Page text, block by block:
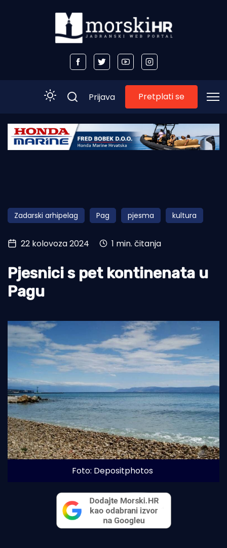
Početna
Obala
Otoci
Turizam i nautika
Pomorstvo
Ribolov
Tradicija i kultura
Prijava Pretplati se
Zadarski arhipelag Pag pjesma kultura
22 kolovoza 2024 1 min. čitanja
Pjesnici s pet kontinenata u
Pagu
Foto: Depositphotos